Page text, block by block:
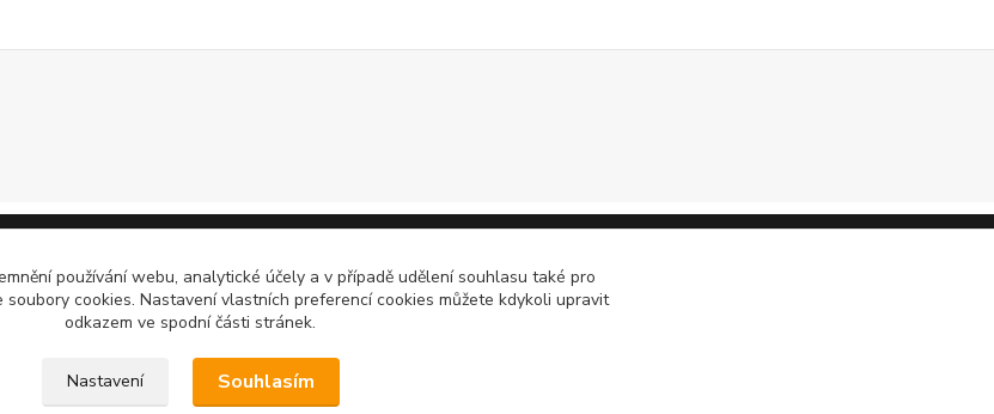
používání webu, analytické účely a v případě udělení souhlasu také pro
soubory cookies. Nastavení vlastních preferencí cookies můžete kdykoli upravit
odkazem ve spodní části stránek.
Nastavení Souhlasím